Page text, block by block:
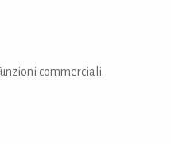
commerciali.